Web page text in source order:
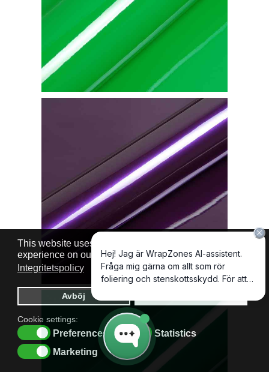
This website uses cookies to ensure you get the best
experience on our website. Cookie policy
Integritetspolicy
Avböj
Cookie settings:
Preferences
Statistics
Marketing